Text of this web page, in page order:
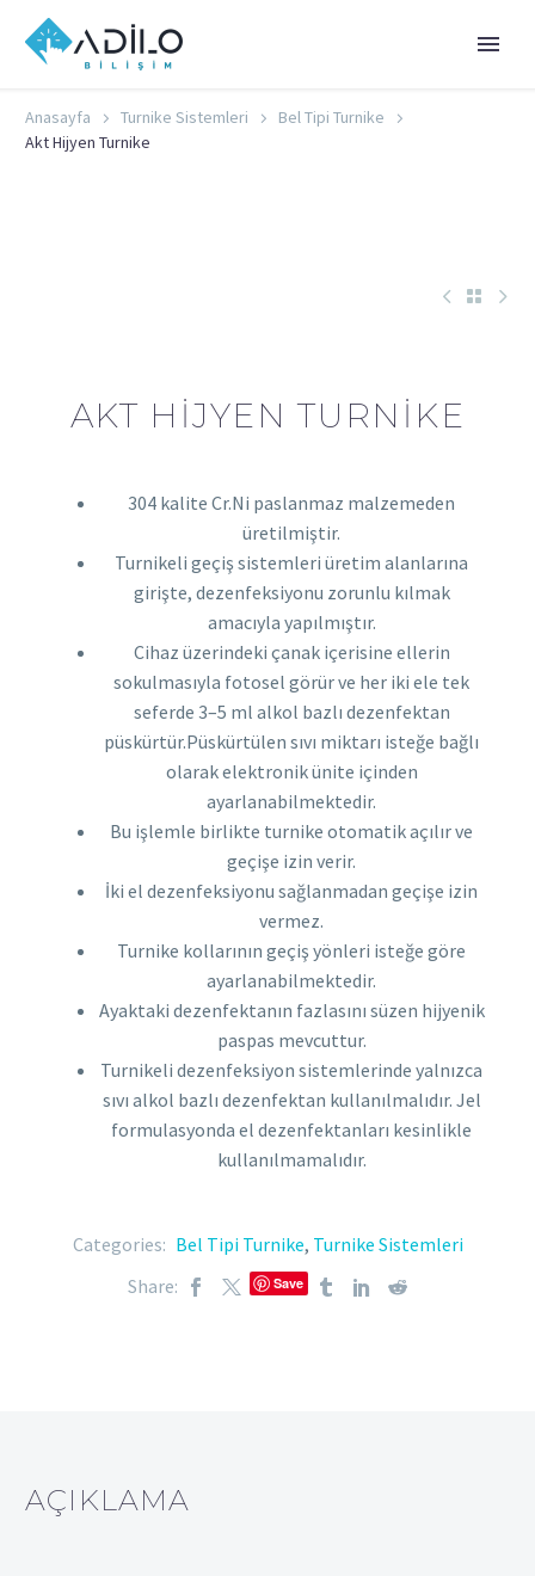
Anasayfa Turnike Sistemleri
Bel Tipi Turnike
Akt Hijyen Turnike
AKT HIJYEN TURNIKE
304 kalite Cr.Ni paslanmaz malzemeden
üretilmiştir.
Turnikeli geçiş sistemleri üretim alanlarına
girişte, dezenfeksiyonu zorunlu kılmak
amacıyla yapılmıştır.
Cihaz üzerindeki çanak içerisine ellerin
sokulmasıyla fotosel görür ve her iki ele tek
seferde 3–5 ml alkol bazlı dezenfektan
püskürtür.Püskürtülen sıvı miktarı isteğe bağlı
olarak elektronik ünite içinden
ayarlanabilmektedir.
Bu işlemle birlikte turnike otomatik açılır ve
geçişe izin verir.
İki el dezenfeksiyonu sağlanmadan geçişe izin
vermez.
Turnike kollarının geçiş yönleri isteğe göre
ayarlanabilmektedir.
Ayaktaki dezenfektanın fazlasını süzen hijyenik
paspas mevcuttur.
Turnikeli dezenfeksiyon sistemlerinde yalnızca
sıvı alkol bazlı dezenfektan kullanılmalıdır. Jel
formulasyonda el dezenfektanları kesinlikle
kullanılmamalıdır.
Categories: Bel Tipi Turnike, Turnike Sistemleri
Share:
Save
AÇIKLAMA